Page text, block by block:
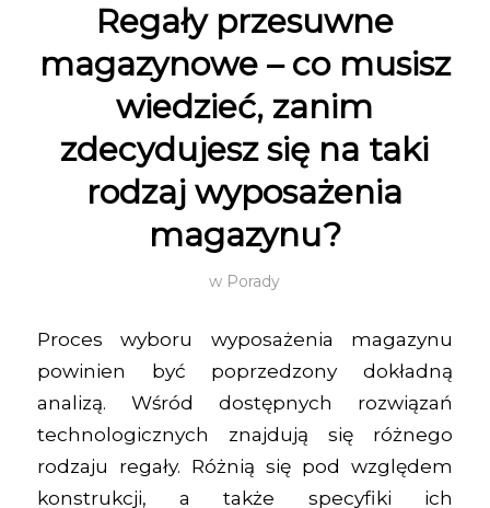
Regały przesuwne
magazynowe – co musisz
wiedzieć, zanim
zdecydujesz się na taki
rodzaj wyposażenia
magazynu?
w Porady
Proces wyboru wyposażenia magazynu
powinien być poprzedzony dokładną
analizą. Wśród dostępnych rozwiązań
technologicznych znajdują się różnego
rodzaju regały. Różnią się pod względem
konstrukcji, a także specyfiki ich